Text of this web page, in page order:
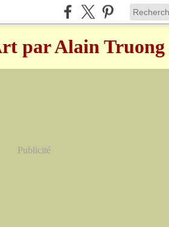
par Alain Truong
Publicité